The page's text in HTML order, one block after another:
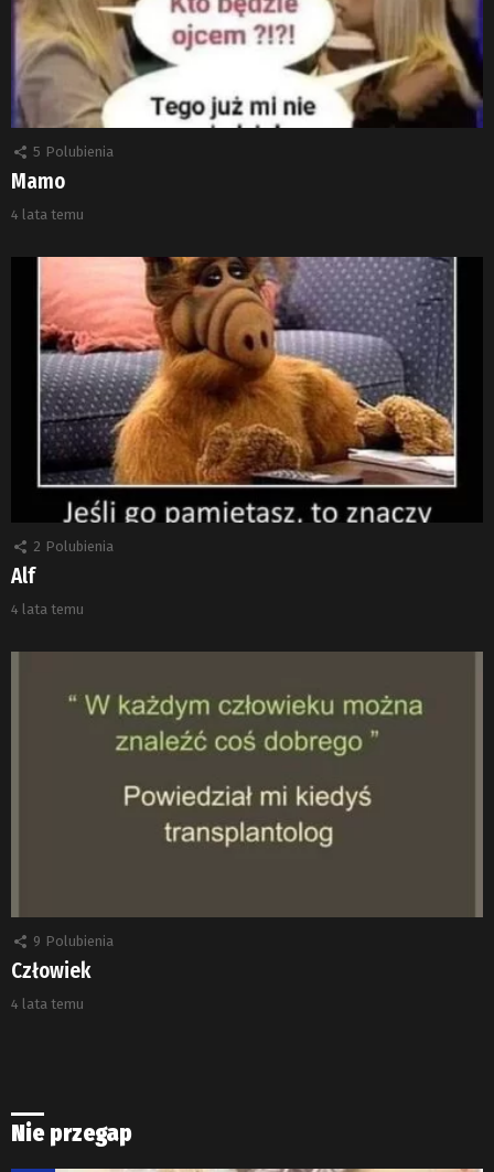
5 Polubienia
Mamo
4 lata temu
2 Polubienia
Alf
4 lata temu
9 Polubienia
Człowiek
4 lata temu
Nie przegap